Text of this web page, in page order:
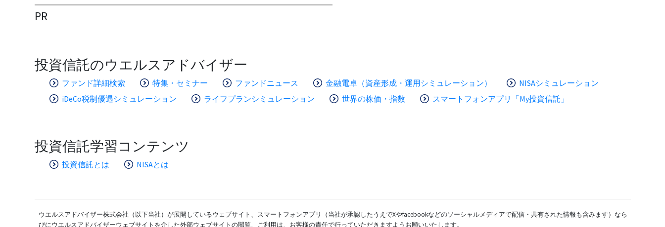
PR
投資信託のウエルスアドバイザー
ファンド詳細検索 特集・セミナー ファンドニュース 金融電卓（資産形成・運用シミュレーション）
NISAシミュレーション
iDeCo税制優遇シミュレーション
ライフプランシミュレーション 世界の株価・指数 スマートフォンアプリ「My投資信託」
投資信託学習コンテンツ
投資信託とは NISAとは
ウエルスアドバイザー株式会社（以下当社）が展開しているウェブサイト、スマートフォンアプリ（当社が承認したうえでXやfacebookなどのソーシャルメディアで配信・共有された情報も含みます）なら
びにウエルスアドバイザーウェブサイトを介した外部ウェブサイトの閲覧、ご利用は、お客様の責任で行っていただきますようお願いいたします。